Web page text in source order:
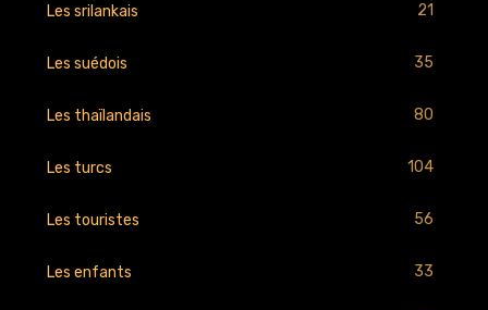
Les srilankais 21
Les suédois 35
Les thaïlandais 80
Les turcs 104
Les touristes 56
Les enfants 33